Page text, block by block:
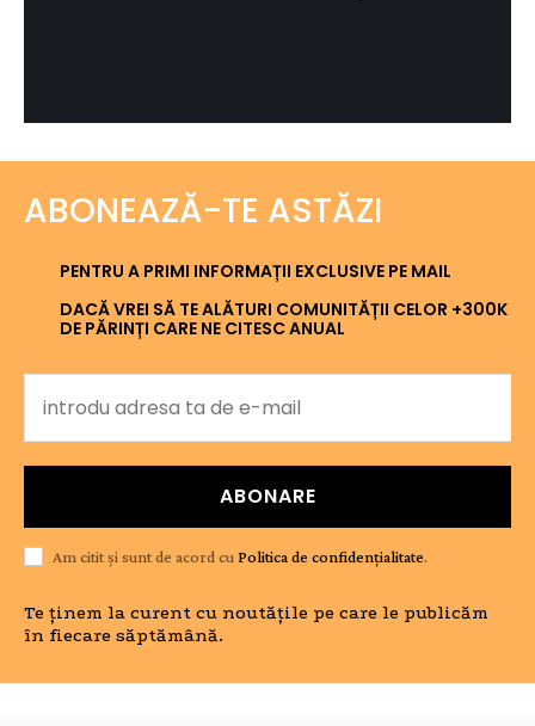
ABONEAZĂ-TE ASTĂZI
PENTRU A PRIMI INFORMAȚII EXCLUSIVE PE MAIL
DACĂ VREI SĂ TE ALĂTURI COMUNITĂȚII CELOR +300K
DE PĂRINȚI CARE NE CITESC ANUAL
ABONARE
Am citit și sunt de acord cu Politica de confidențialitate.
Te ținem la curent cu noutățile pe care le publicăm
în fiecare săptămână.